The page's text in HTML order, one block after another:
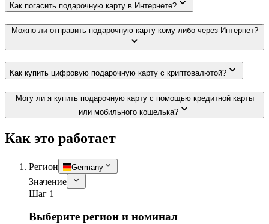
Как погасить подарочную карту в Интернете?
Можно ли отправить подарочную карту кому-либо через Интернет?
Как купить цифровую подарочную карту с криптовалютой?
Могу ли я купить подарочную карту с помощью кредитной карты
или мобильного кошелька?
Как это работает
Регион Germany
Значение
Шаг 1
Выберите регион и номинал